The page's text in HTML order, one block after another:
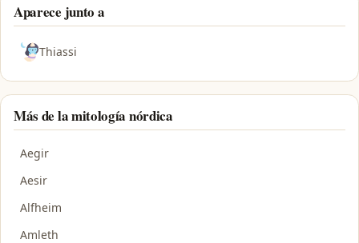
Aparece junto a
Thiassi
Más de la mitología nórdica
Aegir
Aesir
Alfheim
Amleth